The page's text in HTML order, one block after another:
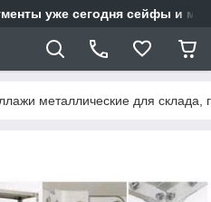
уже сегодня сейфы и
металлические для склада,